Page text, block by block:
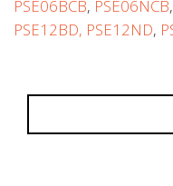
PSE06BCB, PSE06NCB
PSE12BD, PSE12ND,